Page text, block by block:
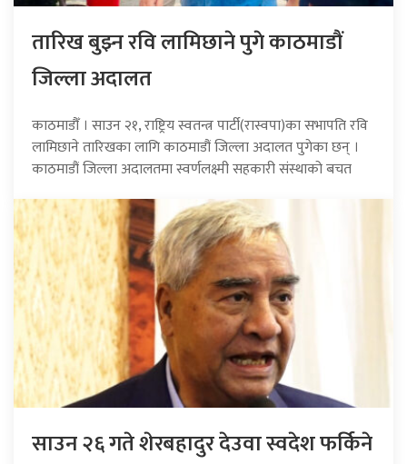
तारिख बुझ्न रवि लामिछाने पुगे काठमाडौं
जिल्ला अदालत
काठमाडौँ । साउन २१, राष्ट्रिय स्वतन्त्र पार्टी(रास्वपा)का सभापति रवि
लामिछाने तारिखका लागि काठमाडौं जिल्ला अदालत पुगेका छन् ।
काठमाडौं जिल्ला अदालतमा स्वर्णलक्ष्मी सहकारी संस्थाको बचत
साउन २६ गते शेरबहादुर देउवा स्वदेश फर्किने